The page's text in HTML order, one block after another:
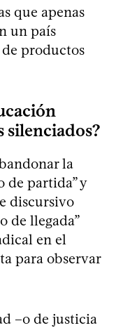
que apenas
un país
productos
silenciados?
la
de partida” y
discursivo
de llegada”
en el
para observar
–o de justicia